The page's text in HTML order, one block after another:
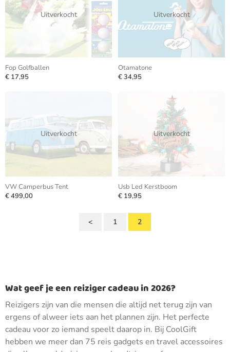
Uitverkocht
Fop Golfballen
€ 17,95
Uitverkocht
Otamatone
€ 34,95
Uitverkocht
VW Camperbus Tent
€ 499,00
Uitverkocht
Usb Led Kerstboom
€ 19,95
< 1 2
Wat geef je een reiziger cadeau in 2026?
Reizigers zijn van die mensen die altijd net terug zijn van
ergens of alweer iets aan het plannen zijn. Het perfecte
cadeau voor zo iemand speelt daarop in. Bij CoolGift
hebben we meer dan 75 reis gadgets en travel accessoires